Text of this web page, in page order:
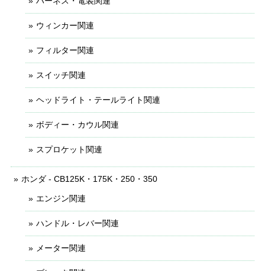
ウィンカー関連
フィルター関連
スイッチ関連
ヘッドライト・テールライト関連
ボディー・カウル関連
スプロケット関連
ホンダ - CB125K・175K・250・350
エンジン関連
ハンドル・レバー関連
メーター関連